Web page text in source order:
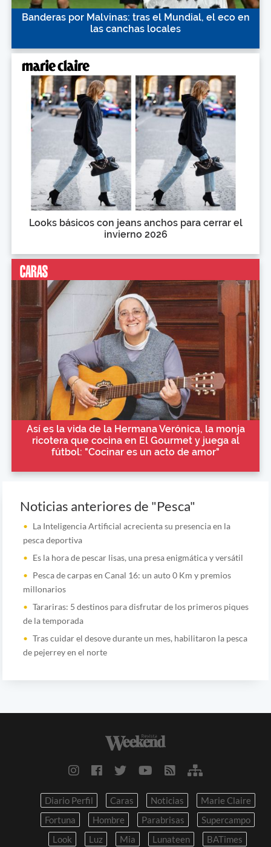
Banderas por Malvinas: tras el Mundial, el eco en
las canchas locales
Looks básicos con jeans anchos para cerrar el
invierno 2026
Así es la vida de la Hermana Verónica, la monja
ricotera que cocina en El Gourmet y juega al
fútbol: "Cocinar es un acto de amor"
Noticias anteriores de "Pesca"
La Inteligencia Artificial acrecienta su presencia en la
pesca deportiva
Es la hora de pescar lisas, una presa enigmática y versátil
Pesca de carpas en Canal 16: un auto 0 Km y premios
millonarios
Tarariras: 5 destinos para disfrutar de los primeros piques
de la temporada
Tras cuidar el desove durante un mes, habilitaron la pesca
de pejerrey en el norte
Diario Perfil Caras Noticias
Marie Claire
Fortuna
Hombre Parabrisas
Supercampo
Look
Luz Mia Lunateen BATimes